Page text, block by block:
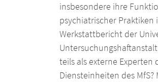
insbesondere ihre
psychiatrischer Praktiken
Werkstattbericht der
teils als externe
Diensteinheiten des